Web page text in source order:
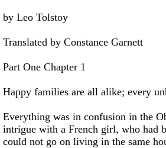
by Leo Tolstoy
Translated by Constance Garnett
Part One Chapter 1
Happy families are all alike; every
Everything was in confusion in the
intrigue with a French girl, who had
could not go on living in the same